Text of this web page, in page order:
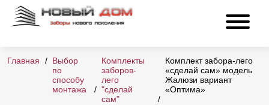
Главная
Выбор
по
способу
монтажа
Комплекты
заборов-
лего
"сделай
сам"
Комплект забора-лего
«сделай сам» модель
Жалюзи вариант
«Оптима»